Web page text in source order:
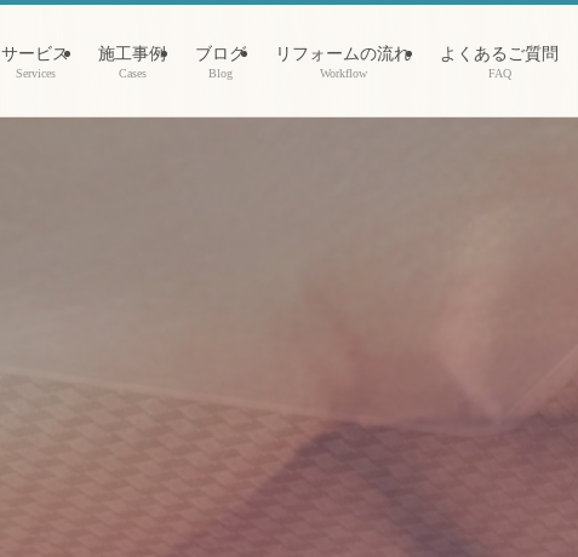
サービス
Services
施工事例
Cases
ブログ
Blog
リフォームの流れ
Workflow
よくあるご質問
FAQ